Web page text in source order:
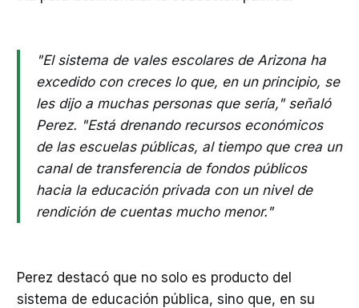
"El sistema de vales escolares de Arizona ha
excedido con creces lo que, en un principio, se
les dijo a muchas personas que sería," señaló
Perez. "Está drenando recursos económicos
de las escuelas públicas, al tiempo que crea un
canal de transferencia de fondos públicos
hacia la educación privada con un nivel de
rendición de cuentas mucho menor."
Perez destacó que no solo es producto del
sistema de educación pública, sino que, en su